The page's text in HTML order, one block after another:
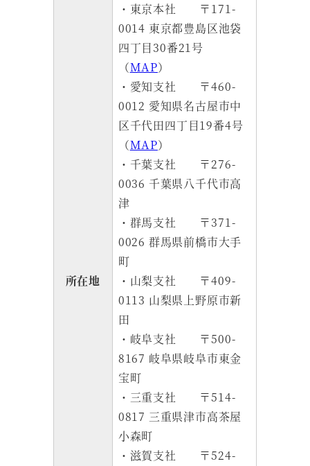
所在地
・東京本社 〒171-
0014 東京都豊島区池袋
四丁目30番21号
（MAP）
・愛知支社 〒460-
0012 愛知県名古屋市中
区千代田四丁目19番4号
（MAP）
・千葉支社 〒276-
0036 千葉県八千代市高
津
・群馬支社 〒371-
0026 群馬県前橋市大手
町
・山梨支社 〒409-
0113 山梨県上野原市新
田
・岐阜支社 〒500-
8167 岐阜県岐阜市東金
宝町
・三重支社 〒514-
0817 三重県津市高茶屋
小森町
・滋賀支社 〒524-